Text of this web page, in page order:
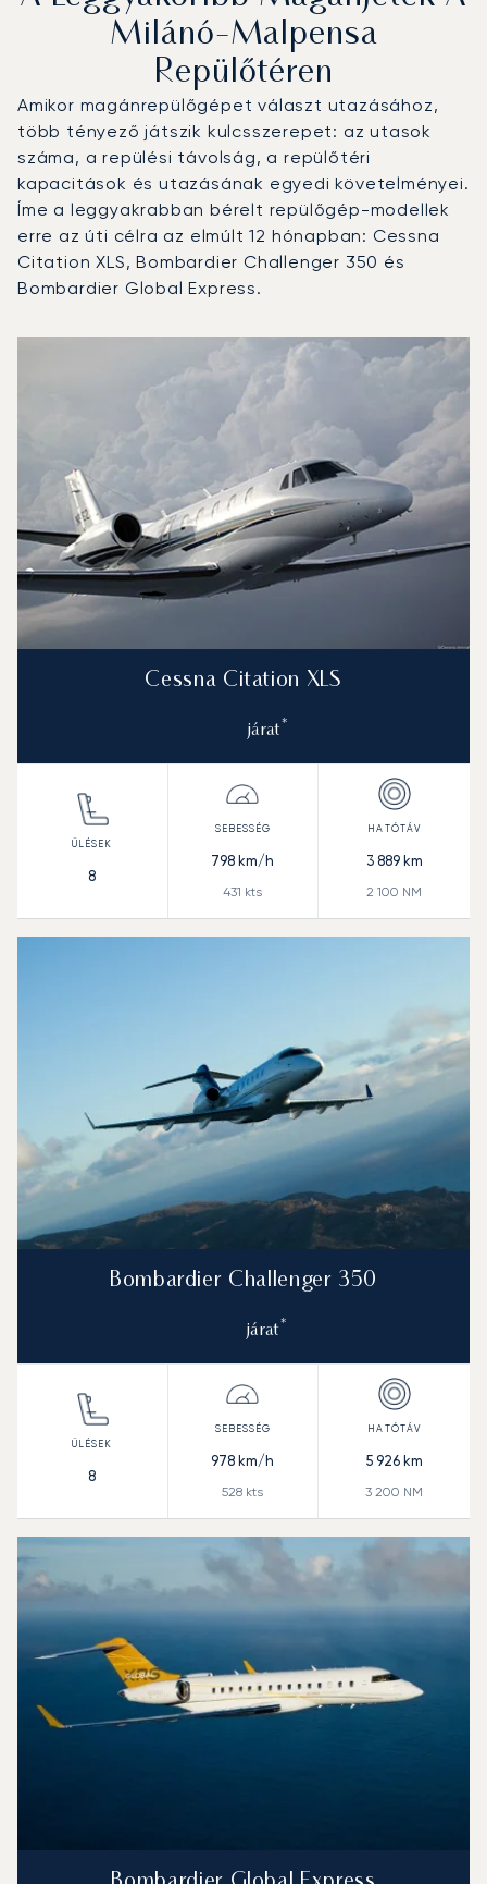
Milánó-Malpensa
Repülőtéren
Amikor magánrepülőgépet választ utazásához,
több tényező játszik kulcsszerepet: az utasok
száma, a repülési távolság, a repülőtéri
kapacitások és utazásának egyedi követelményei.
Íme a leggyakrabban bérelt repülőgép-modellek
erre az úti célra az elmúlt 12 hónapban: Cessna
Citation XLS, Bombardier Challenger 350 és
Bombardier Global Express.
Repülőgép-típus
Repülési
Sebesség (km/h)
Hatótávolság (NM)
Cessna Citation XLS
járat*
8
798 km/h
431 kts
3 889km
2 100 NM
Bombardier Challenger 350
járat*
8
978 km/h
528 kts
5 926km
3 200 NM